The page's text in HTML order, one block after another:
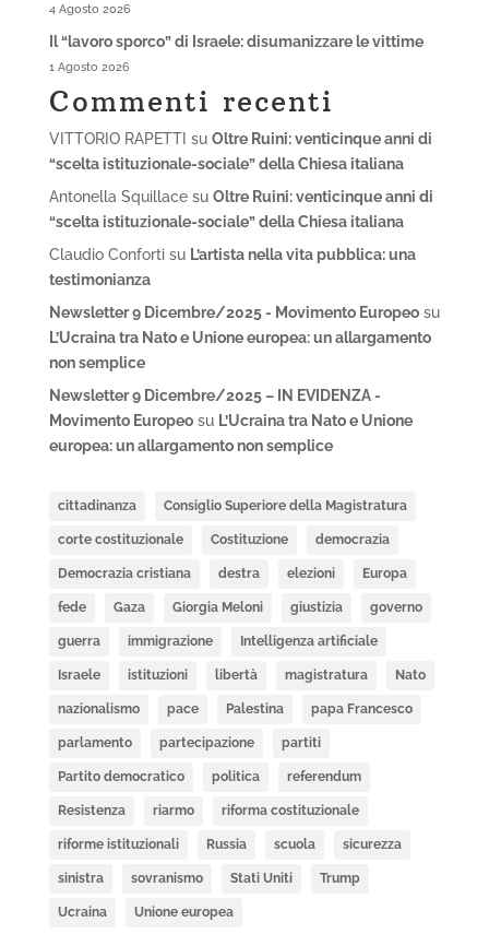
4 Agosto 2026
Il “lavoro sporco” di Israele: disumanizzare le vittime
1 Agosto 2026
Commenti recenti
VITTORIO RAPETTI su Oltre Ruini: venticinque anni di
“scelta istituzionale-sociale” della Chiesa italiana
Antonella Squillacesu Oltre Ruini: venticinque anni di
“scelta istituzionale-sociale” della Chiesa italiana
Claudio Confortisu L’artista nella vita pubblica: una
testimonianza
Newsletter 9 Dicembre/2025 - Movimento Europeosu
L’Ucraina tra Nato e Unione europea: un allargamento
non semplice
Newsletter 9 Dicembre/2025 – IN EVIDENZA -
Movimento Europeosu L’Ucraina tra Nato e Unione
europea: un allargamento non semplice
cittadinanza Consiglio Superiore della Magistratura
corte costituzionale Costituzione democrazia
Democrazia cristiana destra elezioni Europa
fede Gaza Giorgia Meloni giustizia governo
guerra immigrazione Intelligenza artificiale
Israele istituzioni libertà magistratura Nato
nazionalismo pace Palestina papa Francesco
parlamento partecipazione partiti
Partito democratico politica referendum
Resistenza riarmo riforma costituzionale
riforme istituzionali Russia scuola sicurezza
sinistra sovranismo Stati Uniti Trump
Ucraina Unione europea